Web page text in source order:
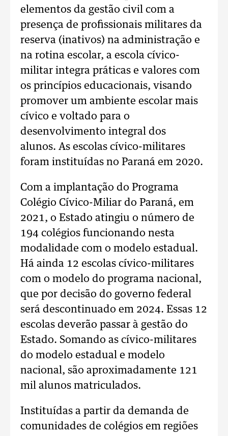
elementos da gestão civil com a
presença de profissionais militares da
reserva (inativos) na administração e
na rotina escolar, a escola cívico-
militar integra práticas e valores com
os princípios educacionais, visando
promover um ambiente escolar mais
cívico e voltado para o
desenvolvimento integral dos
alunos. As escolas cívico-militares
foram instituídas no Paraná em 2020.
Com a implantação do Programa
Colégio Cívico-Miliar do Paraná, em
2021, o Estado atingiu o número de
194 colégios funcionando nesta
modalidade com o modelo estadual.
Há ainda 12 escolas cívico-militares
com o modelo do programa nacional,
que por decisão do governo federal
será descontinuado em 2024. Essas 12
escolas deverão passar à gestão do
Estado. Somando as cívico-militares
do modelo estadual e modelo
nacional, são aproximadamente 121
mil alunos matriculados.
Instituídas a partir da demanda de
comunidades de colégios em regiões